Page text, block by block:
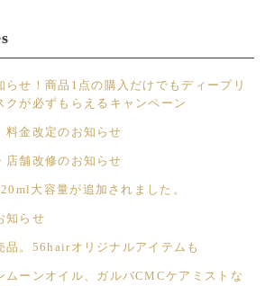
らせ！商品1点の購入だけでもディープリ
クが必ずもらえるキャンペーン
金改定のお知らせ
舗改修のお知らせ
大容量が追加されました。
知らせ
品。56hairオリジナルアイテムも
ムーンオイル、ガルバCMCケアミストな